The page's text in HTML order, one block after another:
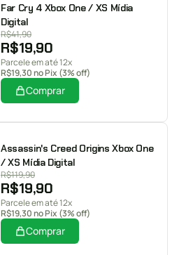
Far Cry 4 Xbox One / XS Mídia
Digital
R$41,90
R$19,90
Parcele em até 12x
R$19,30no Pix (3% off)
Comprar
Assassin's Creed Origins Xbox One
/ XS Mídia Digital
R$119,90
R$19,90
Parcele em até 12x
R$19,30no Pix (3% off)
Comprar